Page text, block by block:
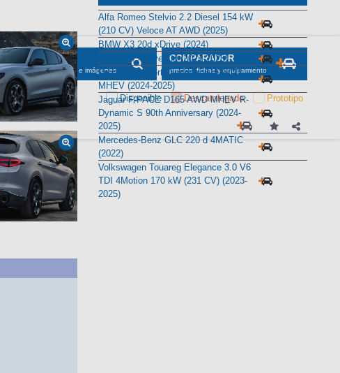
Alternativas
Alfa Romeo Stelvio 2.2 Diesel 154 kW
(210 CV) Veloce AT AWD (2025)
BMW X3 20d xDrive (2024)
BMW X4 xDrive20d (2021-2025)
Discovery Sport Dynamic SE D200
MHEV (2024-2025)
Jaguar F-PACE D165 AWD MHEV R-
Dynamic S 90th Anniversary (2024-
2025)
Mercedes-Benz GLC 220 d 4MATIC
(2022)
Volkswagen Touareg Elegance 3.0 V6
TDI 4Motion 170 kW (231 CV) (2023-